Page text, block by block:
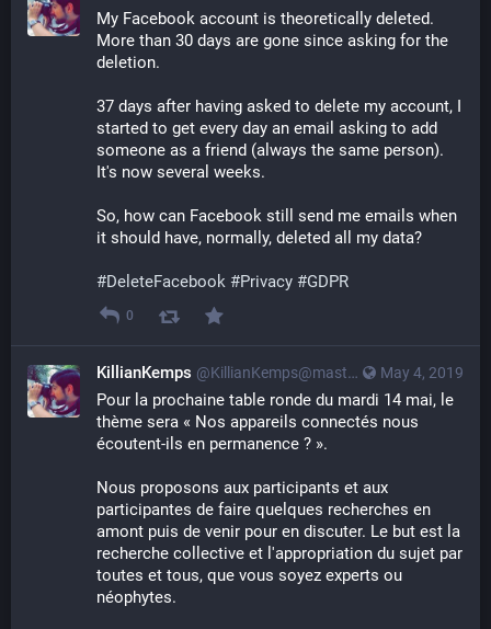
My Facebook account is theoretically deleted.
More than 30 days are gone since asking for the
deletion.
37 days after having asked to delete my account, I
started to get every day an email asking to add
someone as a friend (always the same person).
It's now several weeks.
So, how can Facebook still send me emails when
it should have, normally, deleted all my data?
#DeleteFacebook #Privacy #GDPR
0
May 4, 2019
KillianKemps @KillianKemps@mastodon.qowala.org
Pour la prochaine table ronde du mardi 14 mai, le
thème sera « Nos appareils connectés nous
écoutent-ils en permanence ? ».
Nous proposons aux participants et aux
participantes de faire quelques recherches en
amont puis de venir pour en discuter. Le but est la
recherche collective et l'appropriation du sujet par
toutes et tous, que vous soyez experts ou
néophytes.